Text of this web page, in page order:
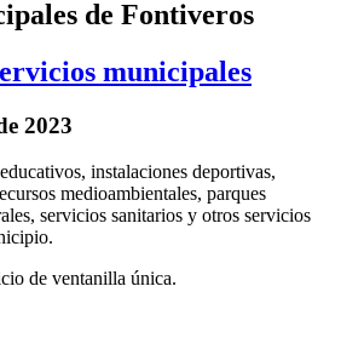
de Fontiveros
municipales
2023
instalaciones deportivas,
medioambientales, parques
servicios sanitarios y otros servicios
de ventanilla única.